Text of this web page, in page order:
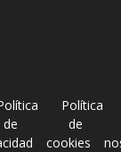
de
Política
de
cookies